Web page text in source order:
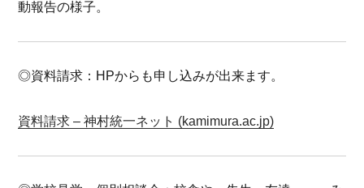
動報告の様子。
◎資料請求：HPからも申し込みが出来ます。
資料請求 – 神村統一ネット (kamimura.ac.jp)